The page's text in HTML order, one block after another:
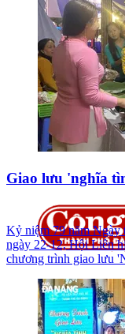
Giao lưu 'nghĩa
Kỷ niệm 79 năm Ngày
ngày 22-12, Hội Liên
chương trình giao lưu